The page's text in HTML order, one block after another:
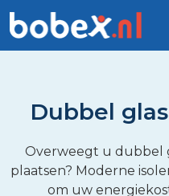
Dubbel
Overweegt u dubbel
plaatsen? Moderne
om uw